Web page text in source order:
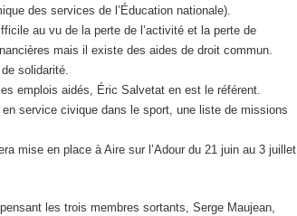
des services de l’Éducation nationale).
au vu de la perte de l’activité et la perte de
mais il existe des aides de droit commun.
solidarité.
emplois aidés, Éric Salvetat en est le référent.
service civique dans le sport, une liste de missions
mise en place à Aire sur l’Adour du 21 juin au 3 juillet
les trois membres sortants, Serge Maujean,